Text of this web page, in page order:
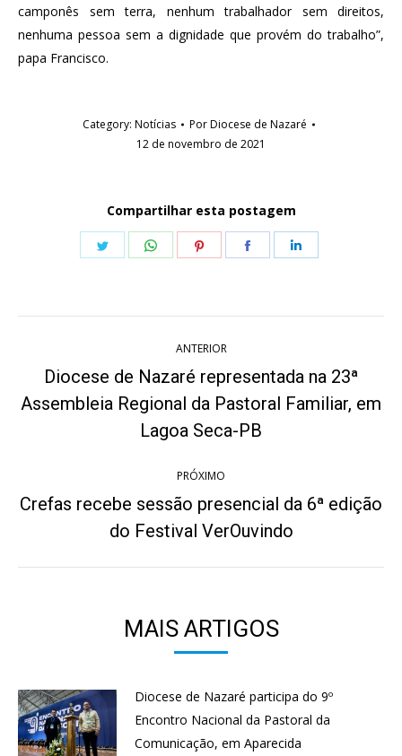
camponês sem terra, nenhum trabalhador sem direitos,
nenhuma pessoa sem a dignidade que provém do trabalho”,
papa Francisco.
Category: Notícias PorDiocese de Nazaré
12 de novembro de 2021
Compartilhar esta postagem
Share
Share
Share
Share
de
post:
ANTERIOR
Post
anterior:
Diocese de Nazaré representada na 23ª
Assembleia Regional da Pastoral Familiar, em
Lagoa Seca-PB
PRÓXIMO
Próximo
post:
Crefas recebe sessão presencial da 6ª edição
do Festival VerOuvindo
MAIS ARTIGOS
Diocese de Nazaré participa do 9º
Encontro Nacional da Pastoral da
Comunicação, em Aparecida